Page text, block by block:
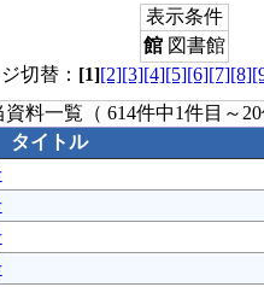
表示条件
館 図書館
切替： [1][2][3][4][5][6][7][8]
資料一覧（ 614件中1件目～20
タイトル